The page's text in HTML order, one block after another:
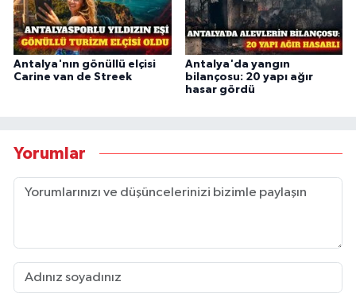
Antalya'nın gönüllü elçisi
Carine van de Streek
Antalya'da yangın
bilançosu: 20 yapı ağır
hasar gördü
Yorumlar